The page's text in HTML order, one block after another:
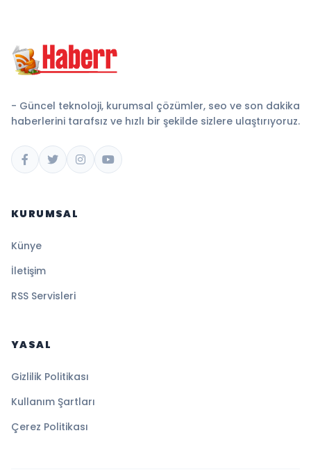
- Güncel teknoloji, kurumsal çözümler, seo ve son dakika
haberlerini tarafsız ve hızlı bir şekilde sizlere ulaştırıyoruz.
KURUMSAL
Künye
İletişim
RSS Servisleri
YASAL
Gizlilik Politikası
Kullanım Şartları
Çerez Politikası